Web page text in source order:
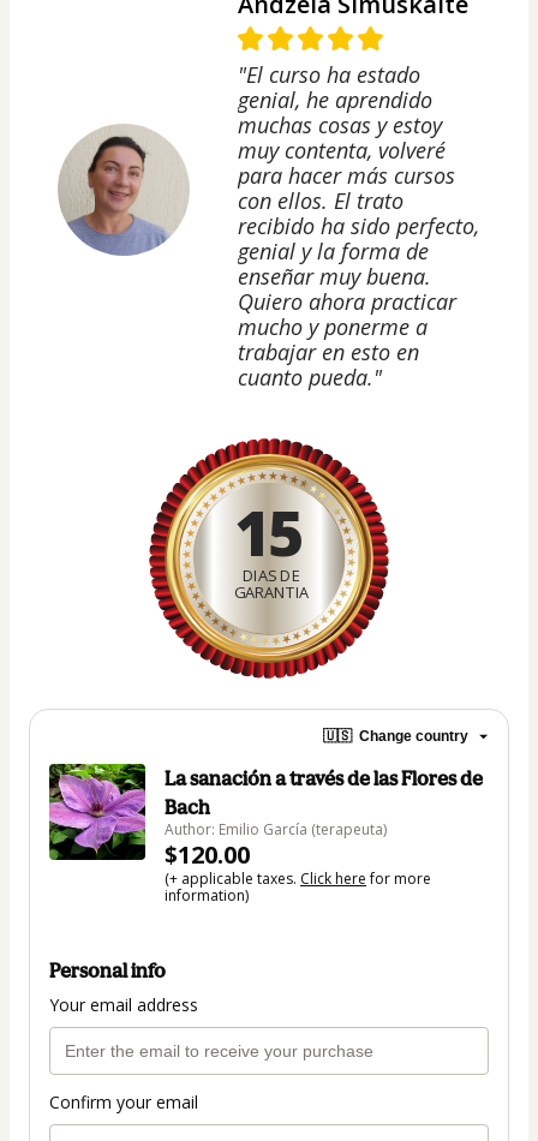
"El curso ha estado
genial, he aprendido
muchas cosas y estoy
muy contenta, volveré
para hacer más cursos
con ellos. El trato
recibido ha sido perfecto,
genial y la forma de
enseñar muy buena.
Quiero ahora practicar
mucho y ponerme a
trabajar en esto en
cuanto pueda."
15
DIAS DE
GARANTIA
🇺🇸 Change country
La sanación a través de las Flores de
Bach
Author: Emilio García (terapeuta)
$120.00
(+ applicable taxes. Click herefor more
information)
Personal info
Your email address
Confirm your email